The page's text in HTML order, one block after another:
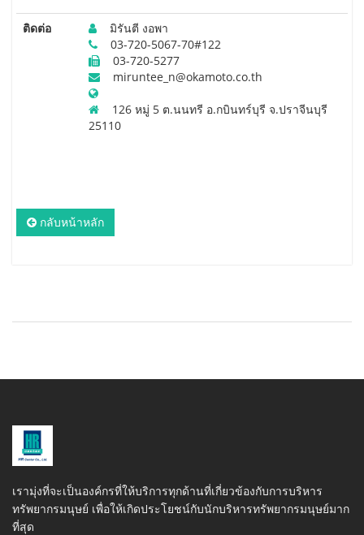
ติดต่อ
มิรันตี งอพา
03-720-5067-70#122
03-720-5277
miruntee_n@okamoto.co.th
126 หมู่ 5 ต.นนทรี อ.กบินทร์บุรี จ.ปราจีนบุรี
25110
กลับหน้าหลัก
เรามุ่งที่จะเป็นองค์กรที่ให้บริการทุกด้านที่เกี่ยวข้องกับการบริหาร
ทรัพยากรมนุษย์ เพื่อให้เกิดประโยชน์กับนักบริหารทรัพยากรมนุษย์มาก
ที่สุด